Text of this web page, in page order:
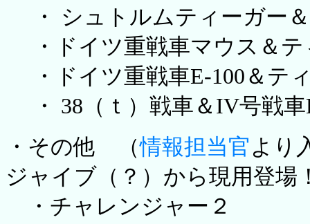
・ シュトルムティーガー
・ドイツ重戦車マウス＆テ
・ドイツ重戦車E-100＆テ
・ 38（ｔ）戦車＆IV号戦車
・その他 （情報担当官 より
ジャイブ（？）から現用登場
・チャレンジャー２